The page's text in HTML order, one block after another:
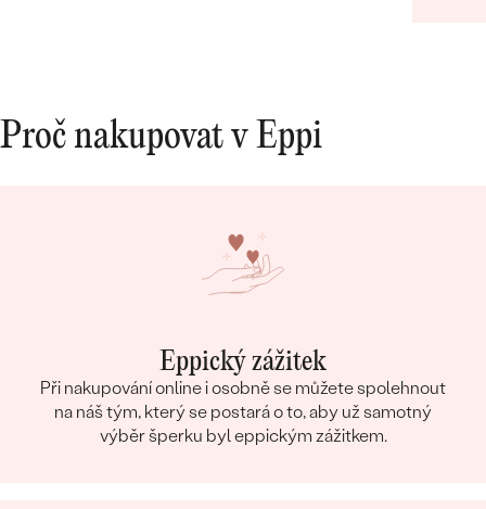
Proč nakupovat v Eppi
Eppický zážitek
Při nakupování online i osobně se můžete spolehnout
na náš tým, který se postará o to, aby už samotný
výběr šperku byl eppickým zážitkem.